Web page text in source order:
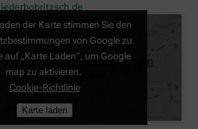
Dennis Claus e.K., Am
Hilbersdorf
der Karte stimmen Sie den
von Google zu.
auf „Karte Laden“, um Google
map zu aktivieren.
Cookie-Richtlinie
Karte laden